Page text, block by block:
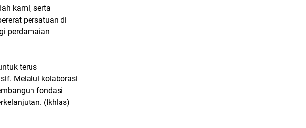
kami, serta
persatuan di
perdamaian
terus
Melalui kolaborasi
fondasi
(Ikhlas)